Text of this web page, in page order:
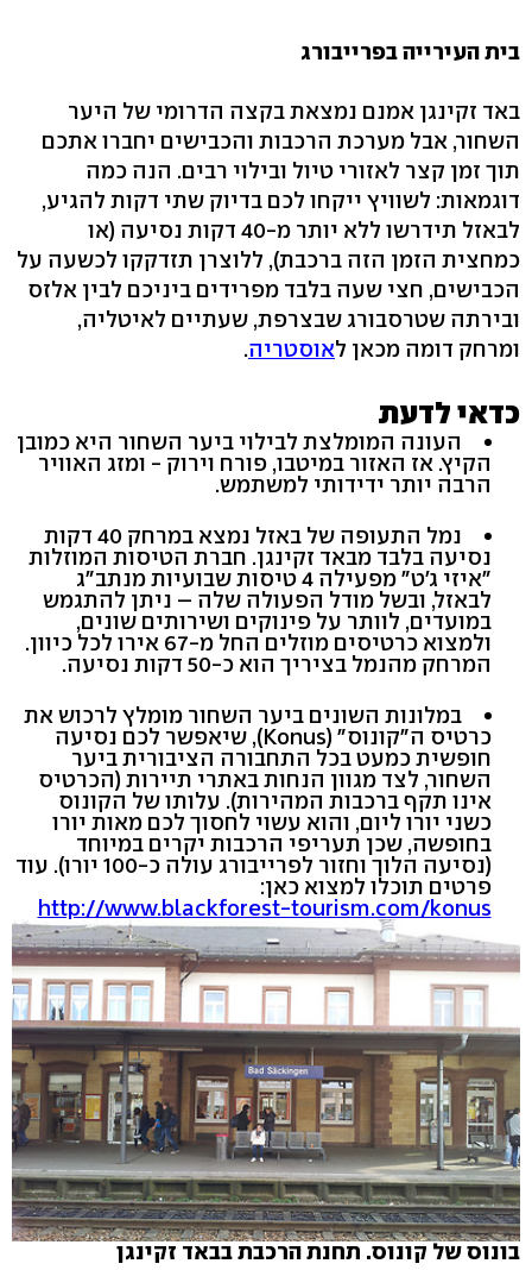
בית העירייה בפרייבורג
באד זקינגן אמנם נמצאת בקצה הדרומי של היער
השחור, אבל מערכת הרכבות והכבישים יחברו אתכם
תוך זמן קצר לאזורי טיול ובילוי רבים. הנה כמה
דוגמאות: לשוויץ ייקחו לכם בדיוק שתי דקות להגיע,
לבאזל תידרשו ללא יותר מ-40 דקות נסיעה (או
כמחצית הזמן הזה ברכבת), ללוצרן תזדקקו לכשעה על
הכבישים, חצי שעה בלבד מפרידים ביניכם לבין אלזס
ובירתה שטרסבורג שבצרפת, שעתיים לאיטליה,
ומרחק דומה מכאן לאוסטריה.
כדאי לדעת
העונה המומלצת לבילוי ביער השחור היא כמובן
הקיץ. אז האזור במיטבו, פורח וירוק - ומזג האוויר
הרבה יותר ידידותי למשתמש.
נמל התעופה של באזל נמצא במרחק 40 דקות
נסיעה בלבד מבאד זקינגן. חברת הטיסות המוזלות
"איזי ג'ט" מפעילה 4 טיסות שבועיות מנתב"ג
לבאזל, ובשל מודל הפעולה שלה – ניתן להתגמש
במועדים, לוותר על פינוקים ושירותים שונים,
ולמצוא כרטיסים מוזלים החל מ-67 אירו לכל כיוון.
המרחק מהנמל בציריך הוא כ-50 דקות נסיעה.
במלונות השונים ביער השחור מומלץ לרכוש את
כרטיס ה"קונוס" (Konus), שיאפשר לכם נסיעה
חופשית כמעט בכל התחבורה הציבורית ביער
השחור, לצד מגוון הנחות באתרי תיירות (הכרטיס
אינו תקף ברכבות המהירות). עלותו של הקונוס
כשני יורו ליום, והוא עשוי לחסוך לכם מאות יורו
בחופשה, שכן תעריפי הרכבות יקרים במיוחד
(נסיעה הלוך וחזור לפרייבורג עולה כ-100 יורו). עוד
פרטים תוכלו למצוא כאן:
http://www.blackforest-tourism.com/konus
בונוס של קונוס. תחנת הרכבת בבאד זקינגן